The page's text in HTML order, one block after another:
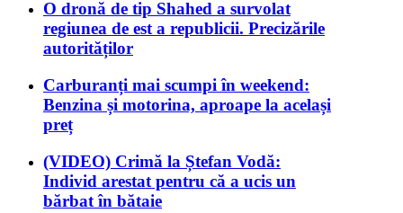
O dronă de tip Shahed a survolat
regiunea de est a republicii. Precizările
autorităților
Carburanți mai scumpi în weekend:
Benzina și motorina, aproape la același
preț
(VIDEO) Crimă la Ștefan Vodă:
Individ arestat pentru că a ucis un
bărbat în bătaie